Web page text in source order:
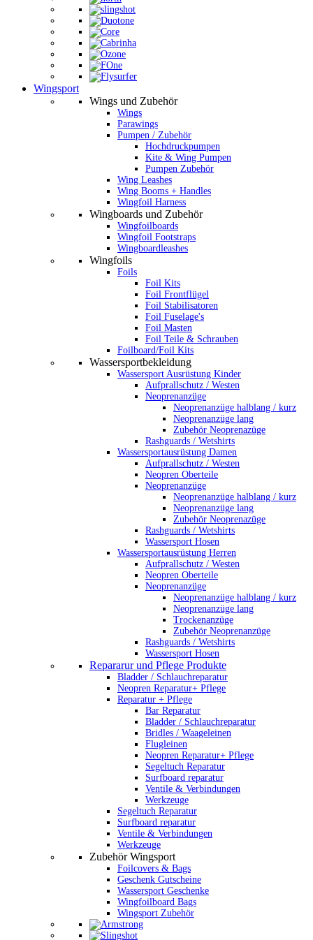
Wingsport
Wings und Zubehör
Wings
Parawings
Pumpen / Zubehör
Hochdruckpumpen
Kite & Wing Pumpen
Pumpen Zubehör
Wing Leashes
Wing Booms + Handles
Wingfoil Harness
Wingboards und Zubehör
Wingfoilboards
Wingfoil Footstraps
Wingboardleashes
Wingfoils
Foils
Foil Kits
Foil Frontflügel
Foil Stabilisatoren
Foil Fuselage's
Foil Masten
Foil Teile & Schrauben
Foilboard/Foil Kits
Wassersportbekleidung
Wassersport Ausrüstung Kinder
Aufprallschutz / Westen
Neoprenanzüge
Neoprenanzüge halblang / kurz
Neoprenanzüge lang
Zubehör Neoprenazüge
Rashguards / Wetshirts
Wassersportausrüstung Damen
Aufprallschutz / Westen
Neopren Oberteile
Neoprenanzüge
Neoprenanzüge halblang / kurz
Neoprenanzüge lang
Zubehör Neoprenazüge
Rashguards / Wetshirts
Wassersport Hosen
Wassersportausrüstung Herren
Aufprallschutz / Westen
Neopren Oberteile
Neoprenanzüge
Neoprenanzüge halblang / kurz
Neoprenanzüge lang
Trockenanzüge
Zubehör Neoprenanzüge
Rashguards / Wetshirts
Wassersport Hosen
Repararur und Pflege Produkte
Bladder / Schlauchreparatur
Neopren Reparatur+ Pflege
Reparatur + Pflege
Bar Reparatur
Bladder / Schlauchreparatur
Bridles / Waageleinen
Flugleinen
Neopren Reparatur+ Pflege
Segeltuch Reparatur
Surfboard reparatur
Ventile & Verbindungen
Werkzeuge
Segeltuch Reparatur
Surfboard reparatur
Ventile & Verbindungen
Werkzeuge
Zubehör Wingsport
Foilcovers & Bags
Geschenk Gutscheine
Wassersport Geschenke
Wingfoilboard Bags
Wingsport Zubehör